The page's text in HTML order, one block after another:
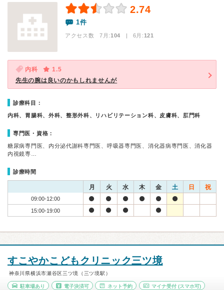
2.74
1件
アクセス数 7月:104 | 6月:121
内科
1.5
先生の腕は良いのかもしれませんが
診療科目：
内科、胃腸科、外科、整形外科、リハビリテーション科、皮膚科、肛門科
専門医・資格：
糖尿病専門医、内分泌代謝科専門医、呼吸器専門医、消化器病専門医、消化器
内視鏡専…
診療時間
月 火 水 木 金 土 日 祝
09:00-12:00
15:00-19:00
すこやかこどもクリニック三ツ境
神奈川県横浜市瀬谷区三ツ境（三ツ境駅）
駐車場あり 電子決済可 ネット予約 マイナ受付 (スマホ可)